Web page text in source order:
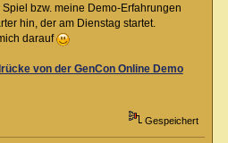
bzw. meine Demo-Erfahrungen
hin, der am Dienstag startet.
darauf
von der GenCon Online Demo
Gespeichert